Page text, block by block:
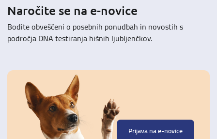
Naročite se na e-novice
Bodite obveščeni o posebnih ponudbah in novostih s
področja DNA testiranja hišnih ljubljenčkov.
Prijava na e-novice